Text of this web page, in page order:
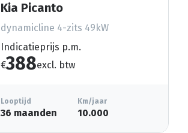
Kia Picanto
dynamicline 4-zits 49kW
Indicatieprijs p.m.
€388excl. btw
Looptijd
36 maanden
Km/jaar
10.000